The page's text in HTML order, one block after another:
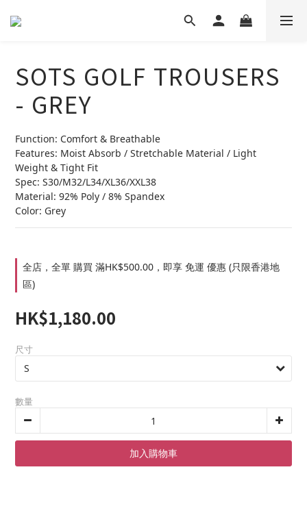
SOTS GOLF TROUSERS
- GREY
Function: Comfort & Breathable
Features: Moist Absorb / Stretchable Material / Light
Weight & Tight Fit
Spec: S30/M32/L34/XL36/XXL38
Material: 92% Poly / 8% Spandex
Color: Grey
全店，全單 購買 滿HK$500.00，即享 免運 優惠 (只限香港地
區)
HK$1,180.00
尺寸
數量
加入購物車